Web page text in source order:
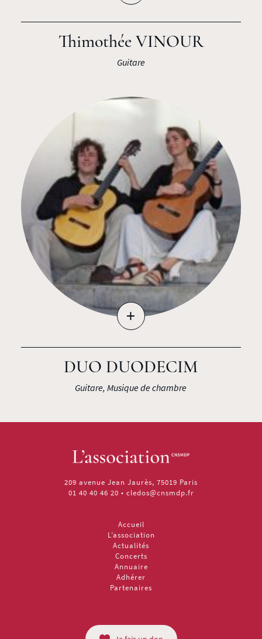
Thimothée VINOUR
Guitare
+
DUO DUODECIM
Guitare, Musique de chambre
209 avenue Jean Jaurès, 75019 Paris
01 40 40 46 20 • cledos@cnsmdp.fr
Accueil
L’association
Actualités
Concerts
Annuaire
Adhérer
Partenaires